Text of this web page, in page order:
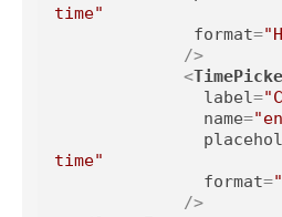
time"
format=
             />
<
label=
name=
time"
format=
             />